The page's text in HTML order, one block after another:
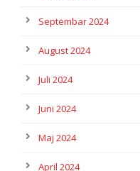
Septembar 2024
August 2024
Juli 2024
Juni 2024
Maj 2024
April 2024